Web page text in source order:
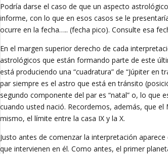
Podría darse el caso de que un aspecto
informe, con lo que en esos casos se le
ocurre en la fecha….. (fecha pico). Consulte esa
En el margen superior derecho de cada
astrológicos que están formando parte de este
está produciendo una “cuadratura” de “Júpiter en
par siempre es el astro que está en tránsito
segundo componente del par es “natal” o, lo que
cuando usted nació. Recordemos, además, que
mismo, el límite entre la casa IX y la X.
Justo antes de comenzar la interpretación
que intervienen en él. Como antes, el primer